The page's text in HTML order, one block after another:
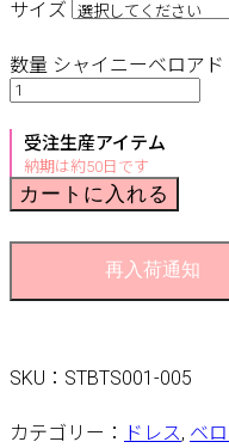
サイズ
数量 シャイニーベロア
受注生産アイテム
納期は約50日です
カートに入れる
再入荷通知
SKU： STBTS001-005
カテゴリー： ドレス, ベ